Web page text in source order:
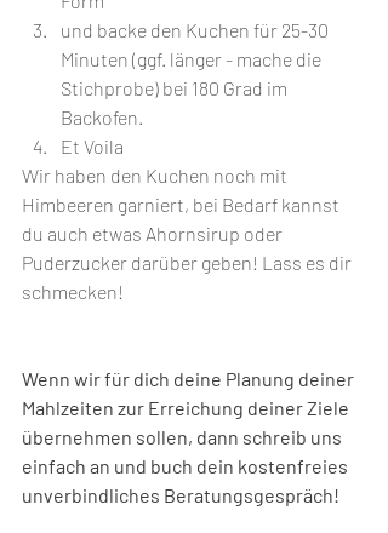
und backe den Kuchen für 25-30
Minuten (ggf. länger - mache die
Stichprobe) bei 180 Grad im
Backofen.⁣
Et Voila
Wir haben den Kuchen noch mit
Himbeeren garniert, bei Bedarf kannst
du auch etwas Ahornsirup oder
Puderzucker darüber geben!⁣ Lass es dir
schmecken! ⁣
Wenn wir für dich deine Planung deiner
Mahlzeiten zur Erreichung deiner Ziele
übernehmen sollen, dann schreib uns
einfach an und buch dein kostenfreies
unverbindliches Beratungsgespräch!